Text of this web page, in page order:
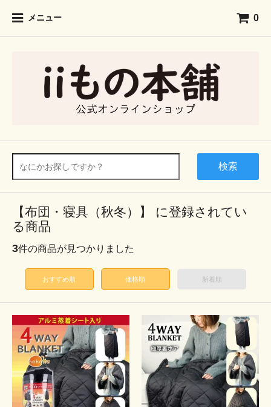
メニュー 0
検索
【布団・寝具（秋冬）】 に登録されてい
る商品
3件の商品が見つかりました
おすすめ順 価格順 新着順